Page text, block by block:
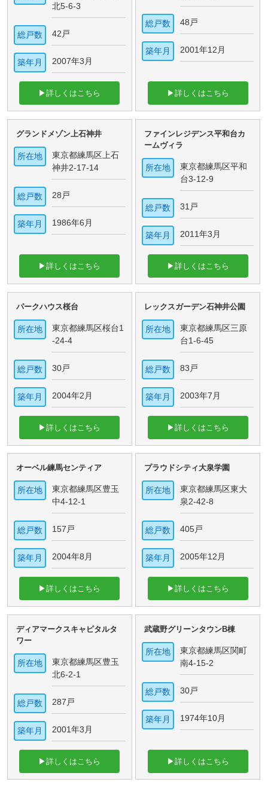
北5-6-3
総戸数 42戸
築年月 2007年3月
▶詳しくはこちら
総戸数 48戸
築年月 2001年12月
▶詳しくはこちら
グランドメゾン上石神井
所在地
東京都練馬区上石
神井2-17-14
総戸数 28戸
築年月 1986年6月
▶詳しくはこちら
ファインレジデンス平和台カ
ームヴィラ
所在地
東京都練馬区平和
台3-12-9
総戸数 31戸
築年月 2011年3月
▶詳しくはこちら
パークハウス桜台
所在地
東京都練馬区桜台1
-24-4
総戸数 30戸
築年月 2004年2月
▶詳しくはこちら
レックスガーデン石神井公園
所在地
東京都練馬区三原
台1-6-45
総戸数 83戸
築年月 2003年7月
▶詳しくはこちら
オーベル練馬センティア
所在地
東京都練馬区豊玉
中4-12-1
総戸数 157戸
築年月 2004年8月
▶詳しくはこちら
プラウドシティ大泉学園
所在地
東京都練馬区東大
泉2-42-8
総戸数 405戸
築年月 2005年12月
▶詳しくはこちら
ディアマークスキャピタルタ
ワー
所在地
東京都練馬区豊玉
北6-2-1
総戸数 287戸
築年月 2001年3月
▶詳しくはこちら
武蔵野グリーンタウンB棟
所在地
東京都練馬区関町
南4-15-2
総戸数 30戸
築年月 1974年10月
▶詳しくはこちら